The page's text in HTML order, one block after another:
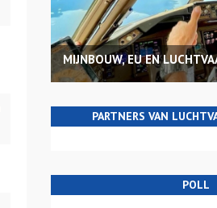
MIJNBOUW, EU EN
PARTNERS VAN
POLL